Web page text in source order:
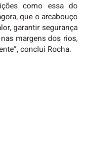
como essa do
que o arcabouço
garantir segurança
margens dos rios,
conclui Rocha.